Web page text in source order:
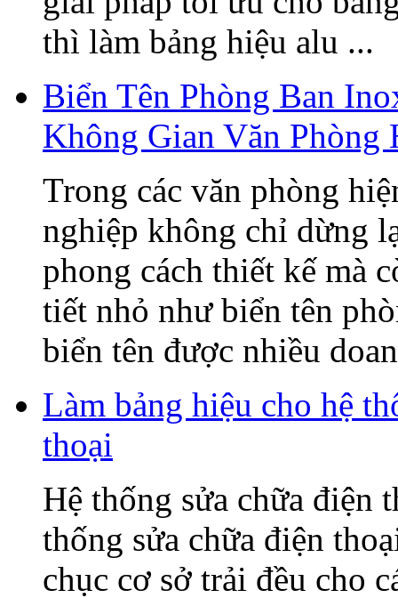
thì làm bảng hiệu alu ...
Biển Tên Phòng Ban
Không Gian Văn Phòng
Trong các văn phòng
nghiệp không chỉ dừng
phong cách thiết kế mà
tiết nhỏ như biển tên
biển tên được nhiều
Làm bảng hiệu cho hệ
thoại
Hệ thống sửa chữa điện
thống sửa chữa điện
chục cơ sở trải đều cho